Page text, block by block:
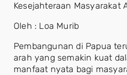
Kesejahteraan Masyarakat
Oleh : Loa Murib
Pembangunan di Papua
arah yang semakin kuat
manfaat nyata bagi